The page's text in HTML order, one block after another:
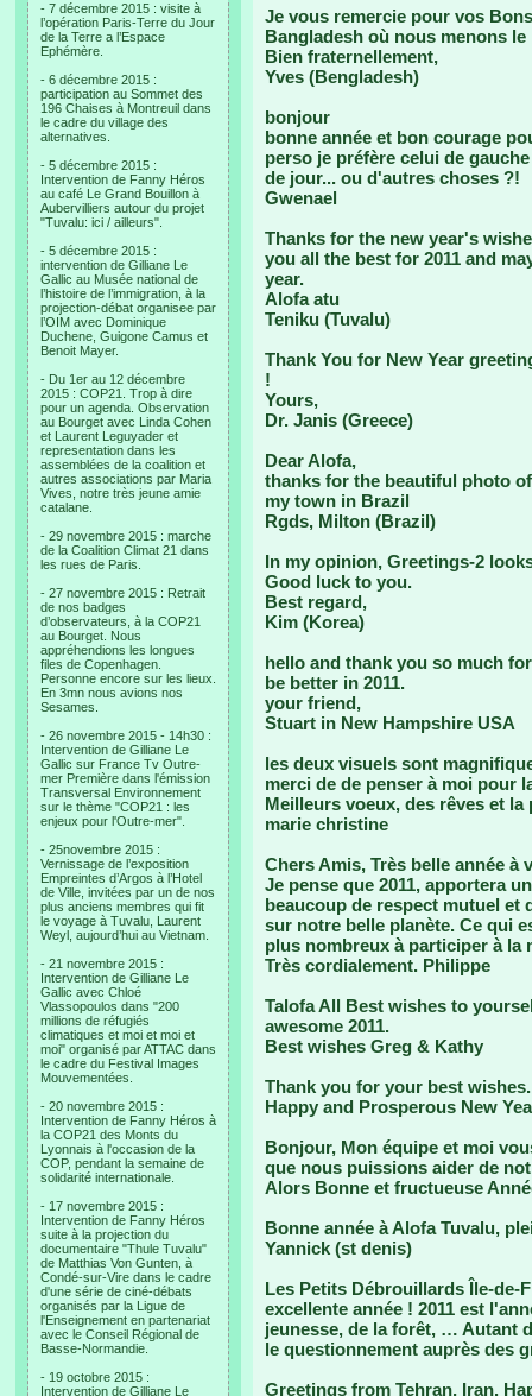
- 7 décembre 2015 : visite à
l’opération Paris-Terre du Jour
de la Terre a l’Espace
Ephémère.
- 6 décembre 2015 :
participation au Sommet des
196 Chaises à Montreuil dans
le cadre du village des
alternatives.
- 5 décembre 2015 :
Intervention de Fanny Héros
au café Le Grand Bouillon à
Aubervilliers autour du projet
"Tuvalu: ici / ailleurs".
- 5 décembre 2015 :
intervention de Gilliane Le
Gallic au Musée national de
l’histoire de l’immigration, à la
projection-débat organisee par
l’OIM avec Dominique
Duchene, Guigone Camus et
Benoit Mayer.
- Du 1er au 12 décembre
2015 : COP21. Trop à dire
pour un agenda. Observation
au Bourget avec Linda Cohen
et Laurent Leguyader et
representation dans les
assemblées de la coalition et
autres associations par Maria
Vives, notre très jeune amie
catalane.
- 29 novembre 2015 : marche
de la Coalition Climat 21 dans
les rues de Paris.
- 27 novembre 2015 : Retrait
de nos badges
d’observateurs, à la COP21
au Bourget. Nous
appréhendions les longues
files de Copenhagen.
Personne encore sur les lieux.
En 3mn nous avions nos
Sesames.
- 26 novembre 2015 - 14h30 :
Intervention de Gilliane Le
Gallic sur France Tv Outre-
mer Première dans l'émission
Transversal Environnement
sur le thème "COP21 : les
enjeux pour l'Outre-mer".
- 25novembre 2015 :
Vernissage de l’exposition
Empreintes d’Argos à l’Hotel
de Ville, invitées par un de nos
plus anciens membres qui fit
le voyage à Tuvalu, Laurent
Weyl, aujourd’hui au Vietnam.
- 21 novembre 2015 :
Intervention de Gilliane Le
Gallic avec Chloé
Vlassopoulos dans "200
millions de réfugiés
climatiques et moi et moi et
moi" organisé par ATTAC dans
le cadre du Festival Images
Mouvementées.
- 20 novembre 2015 :
Intervention de Fanny Héros à
la COP21 des Monts du
Lyonnais à l'occasion de la
COP, pendant la semaine de
solidarité internationale.
- 17 novembre 2015 :
Intervention de Fanny Héros
suite à la projection du
documentaire "Thule Tuvalu"
de Matthias Von Gunten, à
Condé-sur-Vire dans le cadre
d'une série de ciné-débats
organisés par la Ligue de
l'Enseignement en partenariat
avec le Conseil Régional de
Basse-Normandie.
- 19 octobre 2015 :
Intervention de Gilliane Le
Je vous remercie pour vos
Bangladesh où nous menons le
Bien fraternellement,
Yves (Bengladesh)
bonjour
bonne année et bon courage
perso je préfère celui de
de jour... ou d'autres choses ?!
Gwenael
Thanks for the new year's
you all the best for 2011 and
year.
Alofa atu
Teniku (Tuvalu)
Thank You for New Year
!
Yours,
Dr. Janis (Greece)
Dear Alofa,
thanks for the beautiful photo
my town in Brazil
Rgds, Milton (Brazil)
In my opinion, Greetings-2
Good luck to you.
Best regard,
Kim (Korea)
hello and thank you so much
be better in 2011.
your friend,
Stuart in New Hampshire USA
les deux visuels sont
merci de de penser à moi pour
Meilleurs voeux, des rêves et la
marie christine
Chers Amis, Très belle année à
Je pense que 2011, apportera
beaucoup de respect mutuel et
sur notre belle planète. Ce qui
plus nombreux à participer à la
Très cordialement. Philippe
Talofa All Best wishes to
awesome 2011.
Best wishes Greg & Kathy
Thank you for your best
Happy and Prosperous New
Bonjour, Mon équipe et moi
que nous puissions aider de
Alors Bonne et fructueuse
Bonne année à Alofa Tuvalu,
Yannick (st denis)
Les Petits Débrouillards Île-de-
excellente année ! 2011 est
jeunesse, de la forêt, … Autant
le questionnement auprès des
Greetings from Tehran, Iran.